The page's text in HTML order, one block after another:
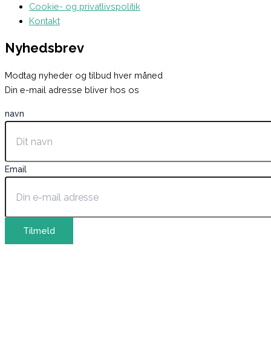
Cookie- og privatlivspolitik
Kontakt
Nyhedsbrev
Modtag nyheder og tilbud hver måned
Din e-mail adresse bliver hos os
navn
Email
Tilmeld